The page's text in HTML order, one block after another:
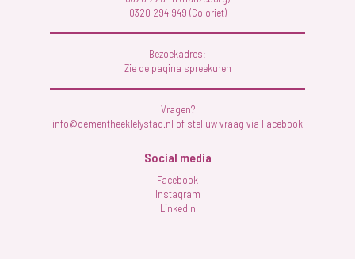
0320 294 949 (Coloriet)
Bezoekadres:
Zie de pagina spreekuren
Vragen?
info@dementheeklelystad.nl of stel uw vraag via Facebook
Social media
Facebook
Instagram
LinkedIn